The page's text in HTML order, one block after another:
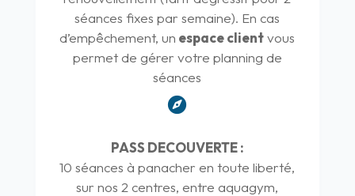
séances fixes par semaine). En cas
d’empêchement, un espace clientvous
permet de gérer votre planning de
séances

PASS DECOUVERTE :
10 séances à panacher en toute liberté,
sur nos 2 centres, entre aquagym,